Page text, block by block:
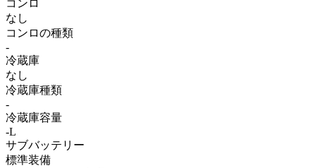
コンロ
なし
コンロの種類
-
冷蔵庫
なし
冷蔵庫種類
-
冷蔵庫容量
-L
サブバッテリー
標準装備